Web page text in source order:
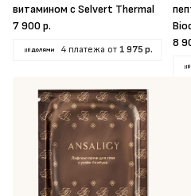
витамином с Selvert Thermal
7 900 р.
4 платежа от 1 975 р.
8